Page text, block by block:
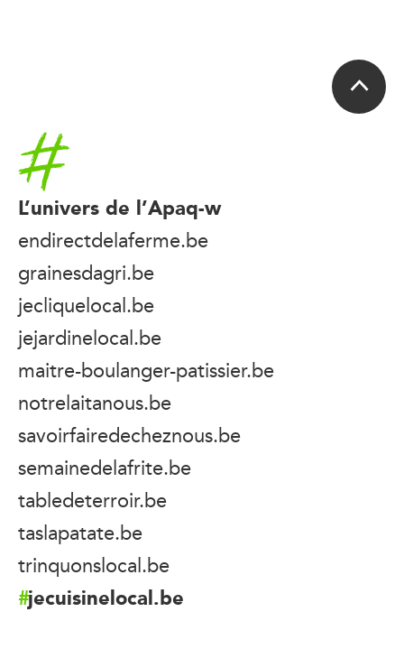
Accueil
L’univers de l’Apaq-w
endirectdelaferme.be
grainesdagri.be
jecliquelocal.be
jejardinelocal.be
maitre-boulanger-patissier.be
notrelaitanous.be
savoirfairedecheznous.be
semainedelafrite.be
tabledeterroir.be
taslapatate.be
trinquonslocal.be
jecuisinelocal.be